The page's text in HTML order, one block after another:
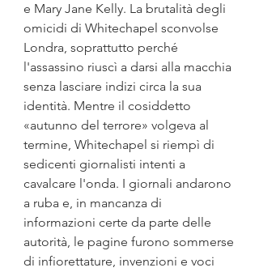
e Mary Jane Kelly. La brutalità degli
omicidi di Whitechapel sconvolse
Londra, soprattutto perché
l'assassino riuscì a darsi alla macchia
senza lasciare indizi circa la sua
identità. Mentre il cosiddetto
«autunno del terrore» volgeva al
termine, Whitechapel si riempì di
sedicenti giornalisti intenti a
cavalcare l'onda. I giornali andarono
a ruba e, in mancanza di
informazioni certe da parte delle
autorità, le pagine furono sommerse
di infiorettature, invenzioni e voci